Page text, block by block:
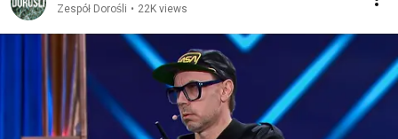
Zespół Dorośli • 22K views